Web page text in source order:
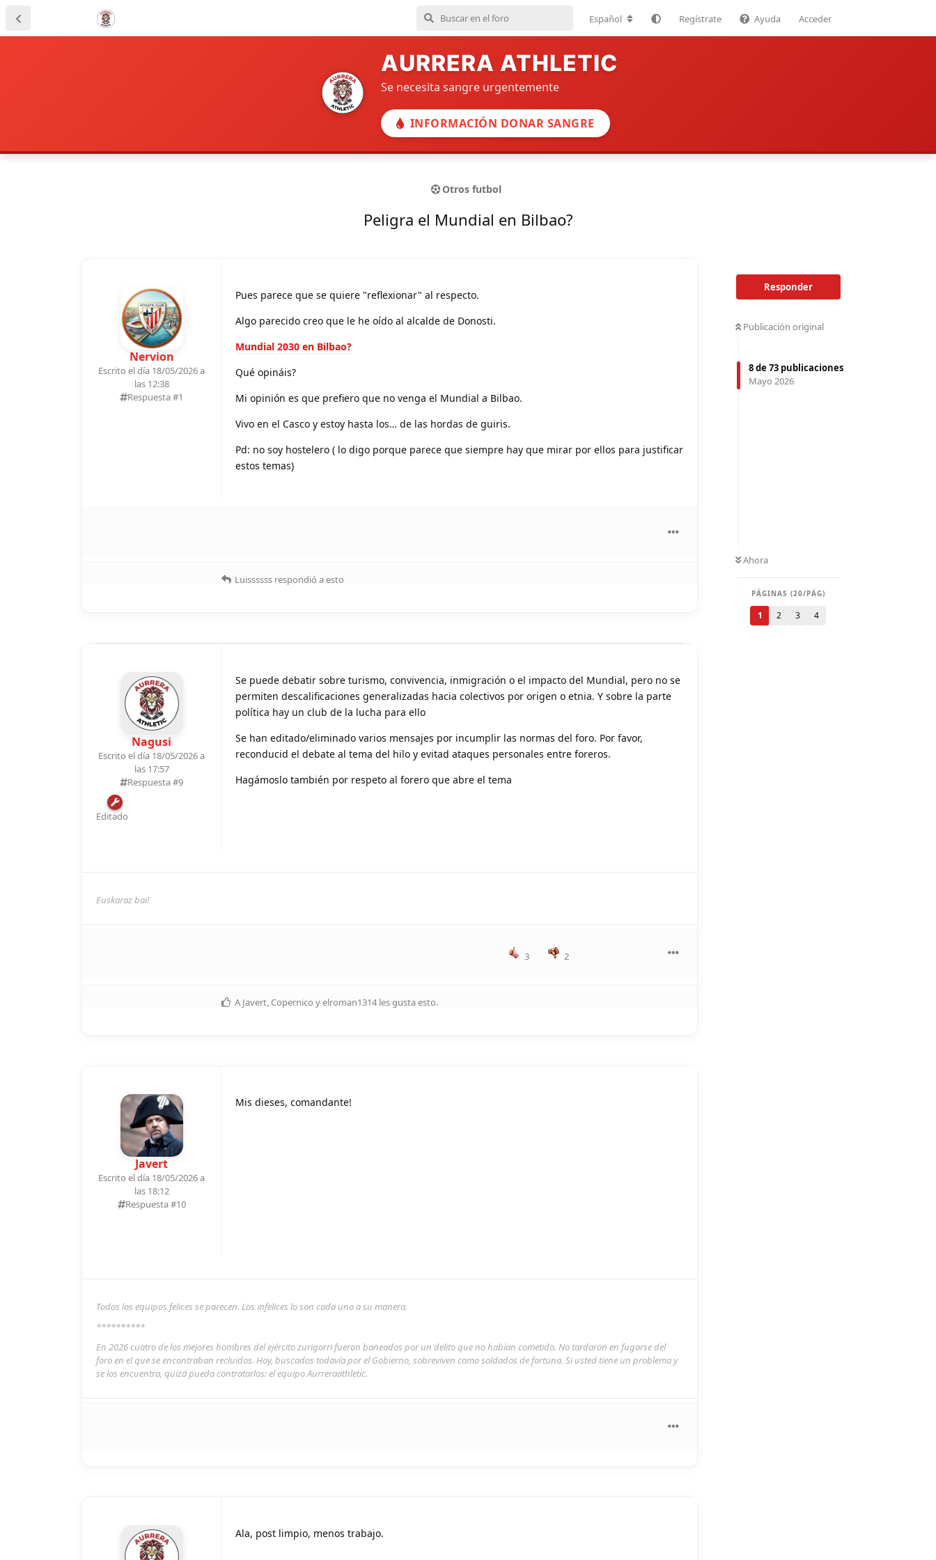
Español Regístrate Ayuda Acceder
AURRERA ATHLETIC
Se necesita sangre urgentemente
INFORMACIÓN DONAR SANGRE
Otros futbol
Peligra el Mundial en Bilbao?
Responder
Publicación original
8de 73 publicaciones
Mayo 2026
Ahora
PÁGINAS (20/PÁG)
1 2 3 4
Nervion
Escrito el día 18/05/2026 a
las 12:38
Respuesta #1
Pues parece que se quiere "reflexionar" al respecto.
Algo parecido creo que le he oído al alcalde de Donosti.
Mundial 2030 en Bilbao?
Qué opináis?
Mi opinión es que prefiero que no venga el Mundial a Bilbao.
Vivo en el Casco y estoy hasta los… de las hordas de guiris.
Pd: no soy hostelero ( lo digo porque parece que siempre hay que mirar por ellos para justificar
estos temas)
Luissssss respondió a esto
Nagusi
Escrito el día 18/05/2026 a
las 17:57
Respuesta #9
Editado
Se puede debatir sobre turismo, convivencia, inmigración o el impacto del Mundial, pero no se
permiten descalificaciones generalizadas hacia colectivos por origen o etnia. Y sobre la parte
política hay un club de la lucha para ello
Se han editado/eliminado varios mensajes por incumplir las normas del foro. Por favor,
reconducid el debate al tema del hilo y evitad ataques personales entre foreros.
Hagámoslo también por respeto al forero que abre el tema
Euskaraz bai!
3 2
A Javert, Copernico yelroman1314 les gusta esto.
Javert
Escrito el día 18/05/2026 a
las 18:12
Respuesta #10
Mis dieses, comandante!
Todos los equipos felices se parecen. Los infelices lo son cada uno a su manera.
**********
En 2026 cuatro de los mejores hombres del ejército zurigorri fueron baneados por un delito que no habían cometido. No tardaron en fugarse del
foro en el que se encontraban recluidos. Hoy, buscados todavía por el Gobierno, sobreviven como soldados de fortuna. Si usted tiene un problema y
se los encuentra, quizá pueda contratarlos: el equipo Aurreraathletic.
Ala, post limpio, menos trabajo.